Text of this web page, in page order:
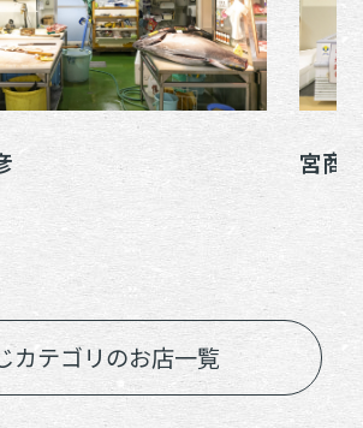
宮商
カテゴリのお店一覧